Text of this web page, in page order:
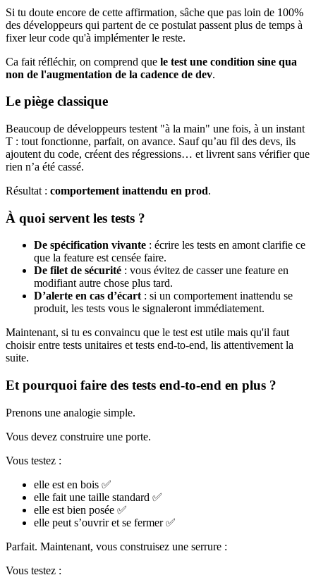
Si tu doute encore de cette affirmation, sâche que pas loin de 100%
des développeurs qui partent de ce postulat passent plus de temps à
fixer leur code qu'à implémenter le reste.
Ca fait réfléchir, on comprend que le test une condition sine qua
non de l'augmentation de la cadence de dev.
Le piège classique
Beaucoup de développeurs testent "à la main" une fois, à un instant
T : tout fonctionne, parfait, on avance. Sauf qu’au fil des devs, ils
ajoutent du code, créent des régressions… et livrent sans vérifier que
rien n’a été cassé.
Résultat : comportement inattendu en prod.
À quoi servent les tests ?
De spécification vivante : écrire les tests en amont clarifie ce
que la feature est censée faire.
De filet de sécurité : vous évitez de casser une feature en
modifiant autre chose plus tard.
D’alerte en cas d’écart: si un comportement inattendu se
produit, les tests vous le signaleront immédiatement.
Maintenant, si tu es convaincu que le test est utile mais qu'il faut
choisir entre tests unitaires et tests end-to-end, lis attentivement la
suite.
Et pourquoi faire des tests end-to-end en plus ?
Prenons une analogie simple.
Vous devez construire une porte.
Vous testez :
elle est en bois ✅
elle fait une taille standard ✅
elle est bien posée ✅
elle peut s’ouvrir et se fermer ✅
Parfait. Maintenant, vous construisez une serrure :
Vous testez :